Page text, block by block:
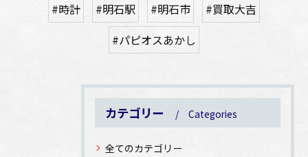
#時計
#明石駅 #明石市
#買取大吉
#パピオスあかし
カテゴリー Categories
全てのカテゴリー